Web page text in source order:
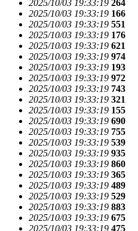
2025/10/03 19:33:19 264
2025/10/03 19:33:19 166
2025/10/03 19:33:19 551
2025/10/03 19:33:19 176
2025/10/03 19:33:19 621
2025/10/03 19:33:19 974
2025/10/03 19:33:19 193
2025/10/03 19:33:19 972
2025/10/03 19:33:19 743
2025/10/03 19:33:19 321
2025/10/03 19:33:19 155
2025/10/03 19:33:19 690
2025/10/03 19:33:19 755
2025/10/03 19:33:19 539
2025/10/03 19:33:19 935
2025/10/03 19:33:19 860
2025/10/03 19:33:19 365
2025/10/03 19:33:19 489
2025/10/03 19:33:19 529
2025/10/03 19:33:19 883
2025/10/03 19:33:19 675
2025/10/03 19:33:19 475